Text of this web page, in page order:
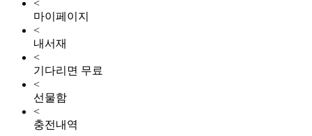
<
마이페이지
<
내서재
<
기다리면 무료
<
선물함
<
충전내역